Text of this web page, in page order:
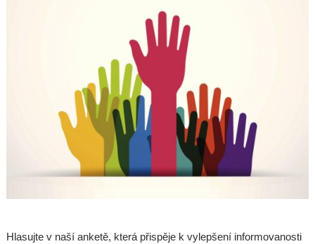
Hlasujte v naší anketě, která přispěje k vylepšení informovanosti